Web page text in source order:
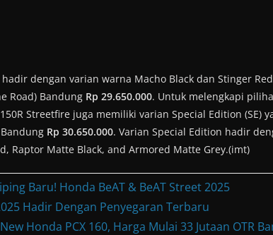
dengan varian warna Macho Black dan Stinger
Road) Bandung Rp 29.650.000. Untuk melengkapi
Streetfire juga memiliki varian Special Edition (SE)
Rp 30.650.000. Varian Special Edition hadir
Raptor Matte Black, and Armored Matte Grey.(imt)
Baru! Honda BeAT & BeAT Street 2025
Hadir Dengan Penyegaran Terbaru
Honda PCX 160, Harga Mulai 33 Jutaan OTR